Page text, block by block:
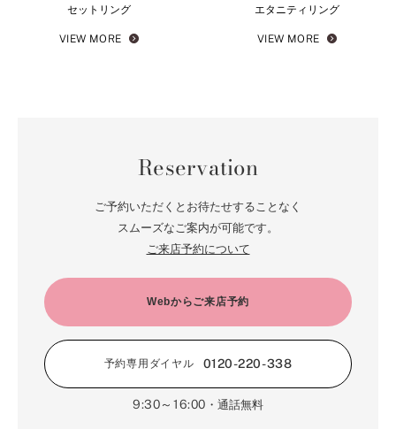
セットリング
VIEW MORE
エタニティリング
VIEW MORE
Reservation
ご予約いただくとお待たせすることなく
スムーズなご案内が可能です。
ご来店予約について
Webからご来店予約
予約専用ダイヤル 0120-220-338
9:30～16:00 ・通話無料